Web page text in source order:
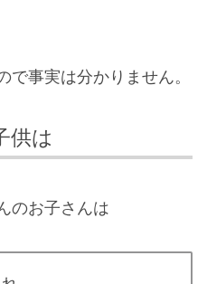
で事実は分かりません。
供は
のお子さんは